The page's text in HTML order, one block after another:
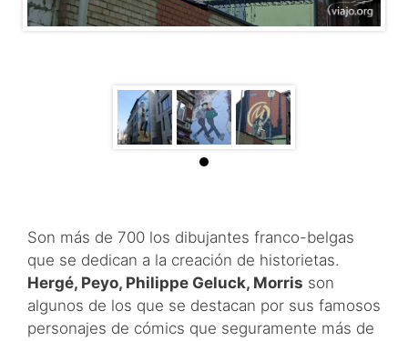
Son más de 700 los dibujantes franco-belgas
que se dedican a la creación de historietas.
Hergé, Peyo, Philippe Geluck, Morris son
algunos de los que se destacan por sus famosos
personajes de cómics que seguramente más de